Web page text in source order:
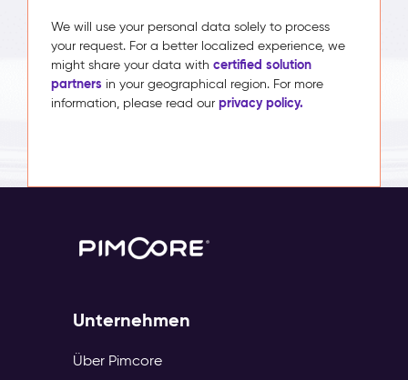
We will use your personal data solely to process
your request. For a better localized experience, we
might share your data with certified solution
partners in your geographical region. For more
information, please read our privacy policy.
Unternehmen
Über Pimcore